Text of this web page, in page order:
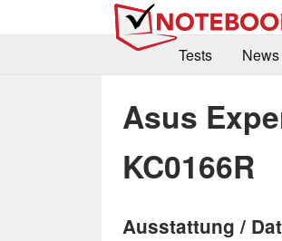
Tests
News
Asus
KC0166R
Ausstattung /